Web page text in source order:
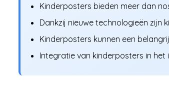
Kinderposters bieden meer dan
Dankzij nieuwe technologieën zijn
Kinderposters kunnen een
Integratie van kinderposters in